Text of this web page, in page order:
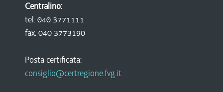
Centralino:
tel. 040 3771111
fax. 040 3773190
Posta certificata:
consiglio@certregione.fvg.it